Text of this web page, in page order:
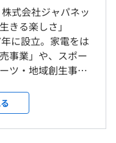
企画開発
加入・雇用保険・労災
シップ運営や経営層会
に1度、各年次で期待
に研修を受けられる
るスキルを学ぶ研修）
スキルのレベルアッ
式会社ジャパネッ
きる楽しさ」
に設立。家電をは
事業」や、スポー
ツ・地域創生事
中にあふれる商品
う方に対して、こ
つけ出し、その魅